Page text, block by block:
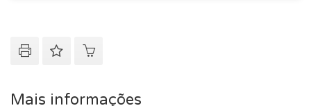
Mais informações